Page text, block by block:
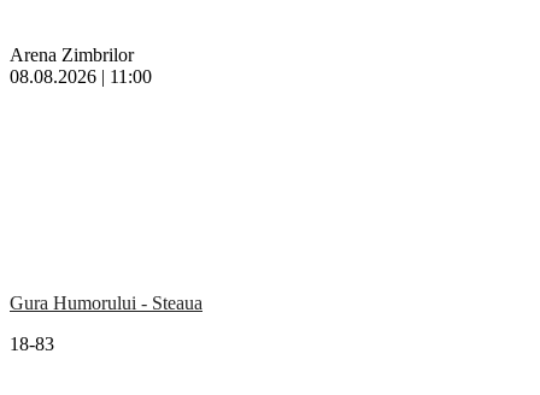
Arena Zimbrilor
08.08.2026 | 11:00
Gura Humorului - Steaua
18-83